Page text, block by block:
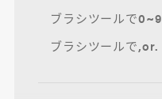
ブラシツールで0~9
ブラシツールで,or.